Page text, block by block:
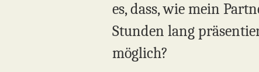
es, dass, wie mein
Stunden lang
möglich?